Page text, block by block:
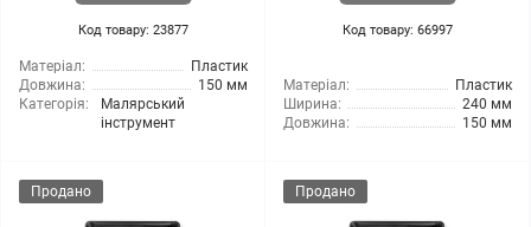
Код товару: 23877
Матеріал:
Пластик
Довжина:
150 мм
Категорія:
Малярський
інструмент
Код товару: 66997
Матеріал:
Пластик
Ширина:
240 мм
Довжина:
150 мм
Продано Продано